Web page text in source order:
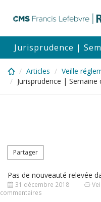
content
Jurisprudence |
Articles
Veille
Jurisprudence | Semaine
Partager
Pas de nouveauté relevée
31 décembre 2018
commentaires